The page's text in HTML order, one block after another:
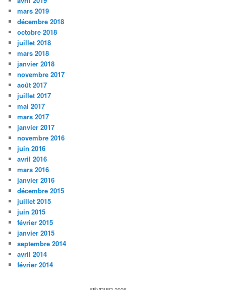
mars 2019
décembre 2018
octobre 2018
juillet 2018
mars 2018
janvier 2018
novembre 2017
août 2017
juillet 2017
mai 2017
mars 2017
janvier 2017
novembre 2016
juin 2016
avril 2016
mars 2016
janvier 2016
décembre 2015
juillet 2015
juin 2015
février 2015
janvier 2015
septembre 2014
avril 2014
février 2014